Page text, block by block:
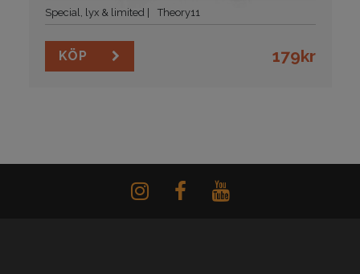
Special, lyx & limited Theory11
KÖP 179kr